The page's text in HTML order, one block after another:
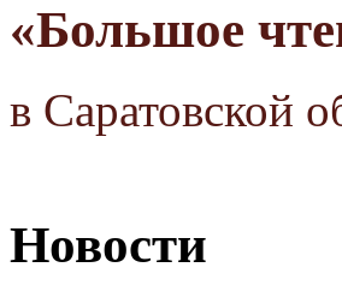
«Большое
в Саратовской
Новости